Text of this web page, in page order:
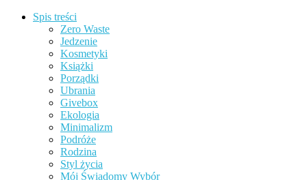
Spis treści
Zero Waste
Jedzenie
Kosmetyki
Książki
Porządki
Ubrania
Givebox
Ekologia
Minimalizm
Podróże
Rodzina
Styl życia
Mój Świadomy Wybór